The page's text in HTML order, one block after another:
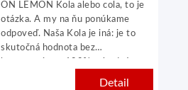
Detail
ON LEMON Kola alebo cola, to je
otázka. A my na ňu ponúkame
odpoveď. Naša Kola je iná: je to
skutočná hodnota bez